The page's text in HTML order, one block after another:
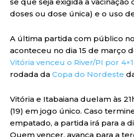
doses ou dose única) e o uso
A última partida com público
aconteceu no dia 15 de março
Vitória venceu o River/PI por 4×1
rodada da Copa do Nordeste
Vitória e Itabaiana duelam às
(19) em jogo único. Caso
empatado, a partida irá para a
Quem vencer, avança para a